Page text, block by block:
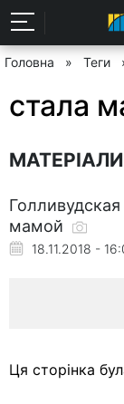
Головна » Теги
стала
мамой
18.11.2018 -
Ця сторінка